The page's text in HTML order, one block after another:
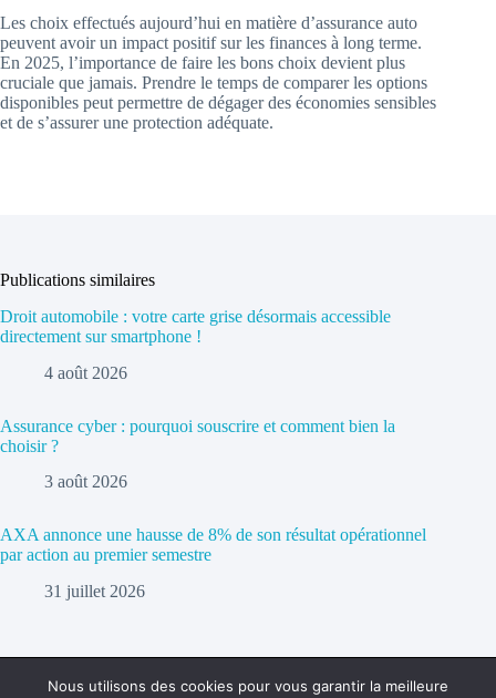
Les choix effectués aujourd’hui en matière d’assurance auto
peuvent avoir un impact positif sur les finances à long terme.
En 2025, l’importance de faire les bons choix devient plus
cruciale que jamais. Prendre le temps de comparer les options
disponibles peut permettre de dégager des économies sensibles
et de s’assurer une protection adéquate.
Publications similaires
Droit automobile : votre carte grise désormais accessible
directement sur smartphone !
4 août 2026
Assurance cyber : pourquoi souscrire et comment bien la
choisir ?
3 août 2026
AXA annonce une hausse de 8% de son résultat opérationnel
par action au premier semestre
31 juillet 2026
Nous utilisons des cookies pour vous garantir la meilleure